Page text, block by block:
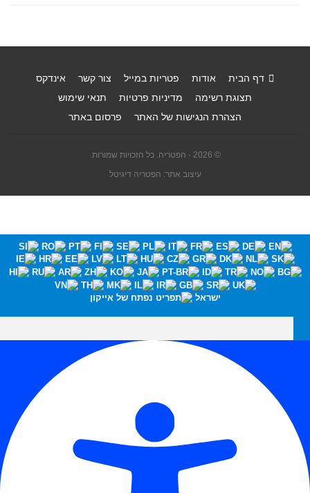
דף הבית אודות פטריות במייל צור קשר
אינדקס
תצוגת רשימה
מדיניות פרטיות
תנאי שימוש
הצהרת הנגישות של האתר
פרסום באתר
© 2026 - הפטריה. כל הזכויות שמורות.
עיצוב אתר: הפטריה דיגיטל
ישראל